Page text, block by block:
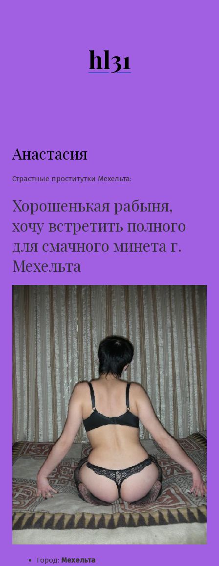
hl31
Анастасия
Страстные проститутки Мехельта:
Хорошенькая рабыня,
хочу встретить полного
для смачного минета г.
Мехельта
Город: Мехельта